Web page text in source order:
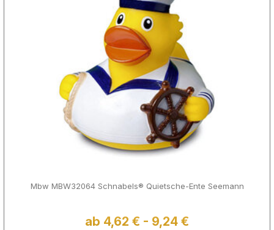
Mbw MBW32064 Schnabels® Quietsche-Ente Seemann
ab 4,62 € - 9,24 €